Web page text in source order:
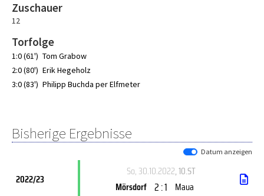
Zuschauer
12
Torfolge
1:0 (61') Tom Grabow
2:0 (80') Erik Hegeholz
3:0 (83') Philipp Buchda per Elfmeter
Bisherige Ergebnisse
Datum anzeigen
2022/23
So, 30.10.2022, 10.ST
Mörsdorf 2 : 1 Maua